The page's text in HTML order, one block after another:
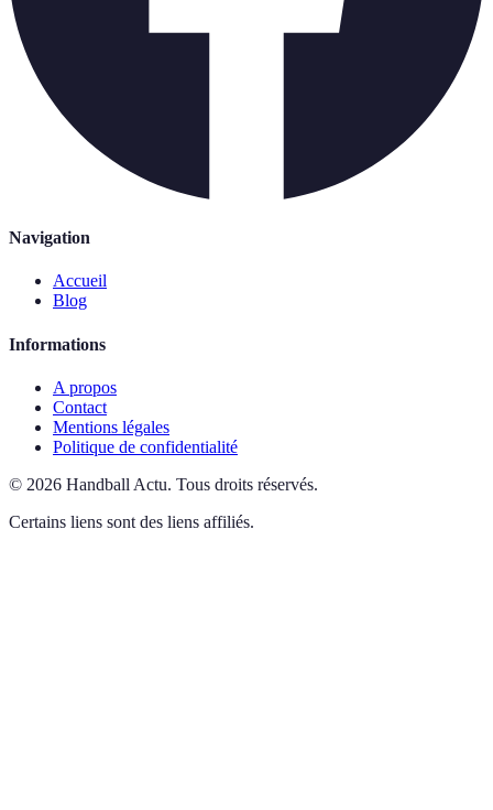
Navigation
Accueil
Blog
Informations
A propos
Contact
Mentions légales
Politique de confidentialité
© 2026 Handball Actu. Tous droits réservés.
Certains liens sont des liens affiliés.